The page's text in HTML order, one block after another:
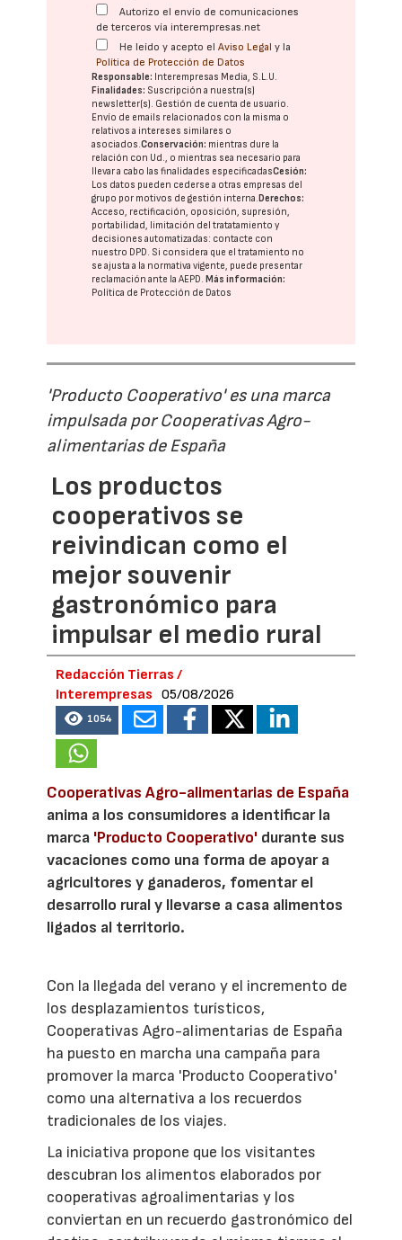
Autorizo el envío de comunicaciones
de terceros vía interempresas.net
He leído y acepto elAviso Legal y la
Política de Protección de Datos
Responsable: Interempresas Media, S.L.U.
Finalidades: Suscripción a nuestra(s)
newsletter(s). Gestión de cuenta de usuario.
Envío de emails relacionados con la misma o
relativos a intereses similares o
asociados.Conservación: mientras dure la
relación con Ud., o mientras sea necesario para
llevar a cabo las finalidades especificadasCesión:
Los datos pueden cederse a otras empresas del
grupo por motivos de gestión interna.Derechos:
Acceso, rectificación, oposición, supresión,
portabilidad, limitación del tratatamiento y
decisiones automatizadas: contacte con
nuestro DPD. Si considera que el tratamiento no
se ajusta a la normativa vigente, puede presentar
reclamación ante laAEPD.Más información:
Política de Protección de Datos
'Producto Cooperativo' es una marca
impulsada por Cooperativas Agro-
alimentarias de España
Los productos
cooperativos se
reivindican como el
mejor souvenir
gastronómico para
impulsar el medio rural
Redacción Tierras /
Interempresas
05/08/2026
1054
Cooperativas Agro-alimentarias de España
anima a los consumidores a identificar la
marca 'Producto Cooperativo' durante sus
vacaciones como una forma de apoyar a
agricultores y ganaderos, fomentar el
desarrollo rural y llevarse a casa alimentos
ligados al territorio.
Con la llegada del verano y el incremento de
los desplazamientos turísticos,
Cooperativas Agro-alimentarias de España
ha puesto en marcha una campaña para
promover la marca 'Producto Cooperativo'
como una alternativa a los recuerdos
tradicionales de los viajes.
La iniciativa propone que los visitantes
descubran los alimentos elaborados por
cooperativas agroalimentarias y los
conviertan en un recuerdo gastronómico del